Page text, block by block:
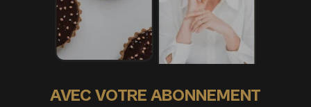
AVEC VOTRE ABONNEMENT